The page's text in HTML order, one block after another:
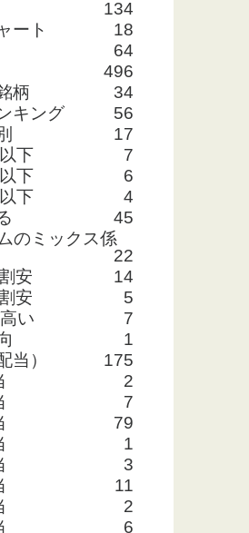
134
ート
18
64
496
柄
34
キング
56
17
下
7
下
6
下
4
45
のミックス係
22
安
14
安
5
い
7
1
当）
175
2
7
79
1
3
11
2
6